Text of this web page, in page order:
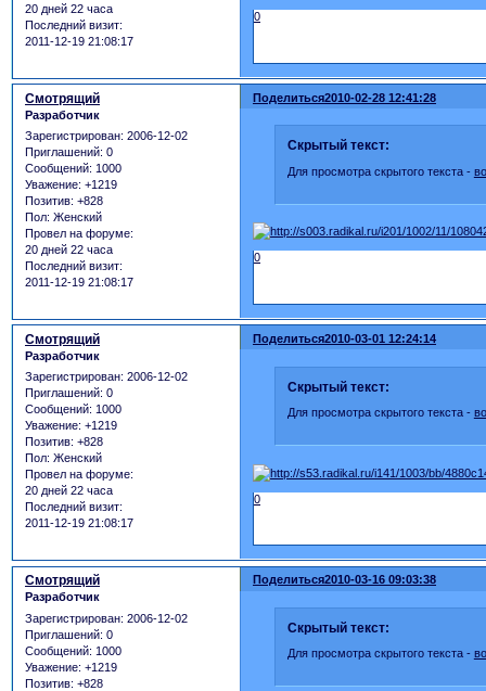
20 дней 22 часа
Последний визит:
2011-12-19 21:08:17
0
Поделиться2010-02-28 12:41:28
Смотрящий
Разработчик
Зарегистрирован: 2006-12-02
Приглашений: 0
Сообщений: 1000
Уважение: +1219
Позитив: +828
Пол: Женский
Провел на форуме:
20 дней 22 часа
Последний визит:
2011-12-19 21:08:17
Скрытый текст:
Для просмотра скрытого текста -
0
Поделиться2010-03-01 12:24:14
Смотрящий
Разработчик
Зарегистрирован: 2006-12-02
Приглашений: 0
Сообщений: 1000
Уважение: +1219
Позитив: +828
Пол: Женский
Провел на форуме:
20 дней 22 часа
Последний визит:
2011-12-19 21:08:17
Скрытый текст:
Для просмотра скрытого текста -
0
Поделиться2010-03-16 09:03:38
Смотрящий
Разработчик
Зарегистрирован: 2006-12-02
Приглашений: 0
Сообщений: 1000
Уважение: +1219
Позитив: +828
Скрытый текст:
Для просмотра скрытого текста -